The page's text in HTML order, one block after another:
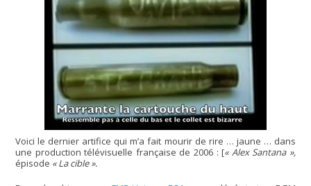
Voici le dernier artifice qui m’a fait mourir de rire … jaune … dans
une production télévisuelle française de 2006 : [« Alex Santana »,
épisode « La cible ».